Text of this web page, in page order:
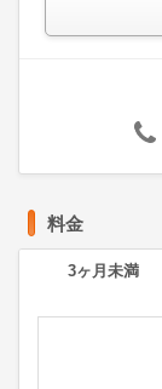
料金
3ヶ月未満